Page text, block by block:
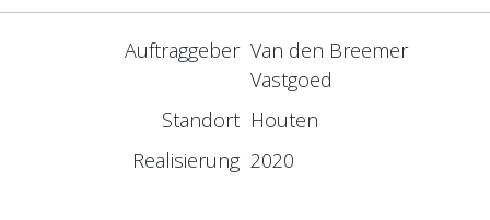
Auftraggeber Van den Breemer
Vastgoed
Standort Houten
Realisierung 2020